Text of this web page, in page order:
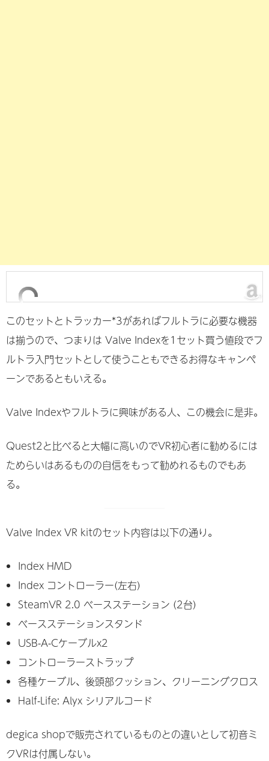
このセットとトラッカー*3があればフルトラに必要な機器
は揃うので、つまりは Valve Indexを1セット買う値段でフ
ルトラ入門セットとして使うこともできるお得なキャンペ
ーンであるともいえる。
Valve Indexやフルトラに興味がある人、この機会に是非。
Quest2と比べると大幅に高いのでVR初心者に勧めるには
ためらいはあるものの自信をもって勧めれるものでもあ
る。
Valve Index VR kitのセット内容は以下の通り。
Index HMD
Index コントローラー(左右)
SteamVR 2.0 ベースステーション (2台)
ベースステーションスタンド
USB-A-Cケーブルx2
コントローラーストラップ
各種ケーブル、後頭部クッション、クリーニングクロス
Half-Life: Alyx シリアルコード
degica shopで販売されているものとの違いとして初音ミ
クVRは付属しない。